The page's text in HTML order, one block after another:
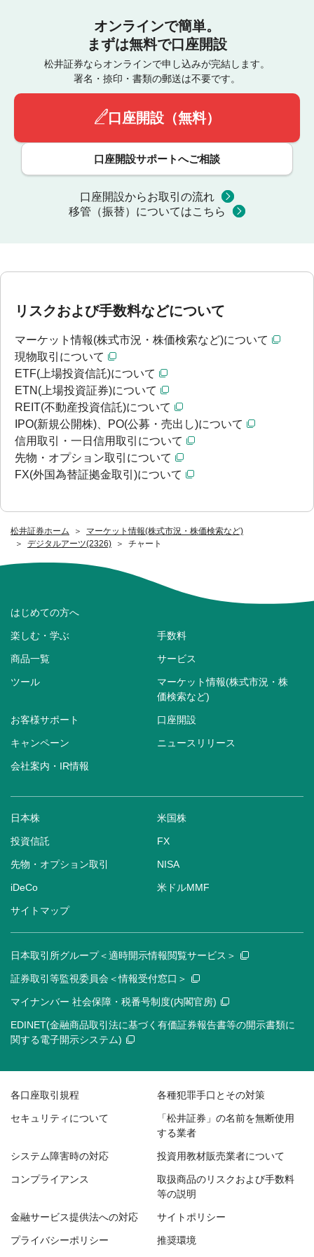
松井証券ホーム
マーケット情報(株式市況・株価検索など)
デジタルアーツ(2326)
チャート
オンラインで簡単。
まずは無料で口座開設
松井証券ならオンラインで申し込みが完結します。
署名・捺印・書類の郵送は不要です。
口座開設（無料）
口座開設サポートへご相談
口座開設からお取引の流れ
移管（振替）についてはこちら
リスクおよび手数料などについて
マーケット情報(株式市況・株価検索など)について
現物取引について
ETF(上場投資信託)について
ETN(上場投資証券)について
REIT(不動産投資信託)について
IPO(新規公開株)、PO(公募・売出し)について
信用取引・一日信用取引について
先物・オプション取引について
FX(外国為替証拠金取引)について
はじめての方へ
楽しむ・学ぶ 手数料
商品一覧 サービス
ツール
マーケット情報(株式市況・株
価検索など)
お客様サポート 口座開設
キャンペーン ニュースリリース
会社案内・IR情報
日本株 米国株
投資信託 FX
先物・オプション取引 NISA
iDeCo 米ドルMMF
サイトマップ
日本取引所グループ＜適時開示情報閲覧サービス＞
証券取引等監視委員会＜情報受付窓口＞
マイナンバー 社会保障・税番号制度(内閣官房)
EDINET(金融商品取引法に基づく有価証券報告書等の開示書類に
関する電子開示システム)
各口座取引規程 各種犯罪手口とその対策
セキュリティについて
「松井証券」の名前を無断使用
する業者
システム障害時の対応 投資用教材販売業者について
コンプライアンス
取扱商品のリスクおよび手数料
等の説明
金融サービス提供法への対応 サイトポリシー
プライバシーポリシー 推奨環境